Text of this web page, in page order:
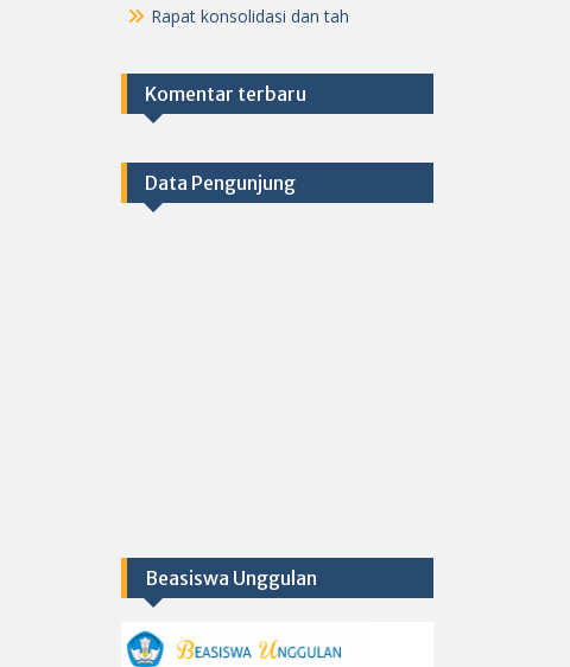
Rapat konsolidasi dan tah
Komentar terbaru
Data Pengunjung
Beasiswa Unggulan